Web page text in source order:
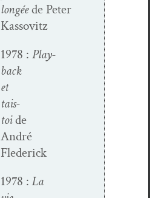
longéede Peter
Kassovitz
1978 : Play­
back
et
tais-
toide
André
Flederick
1978 : La